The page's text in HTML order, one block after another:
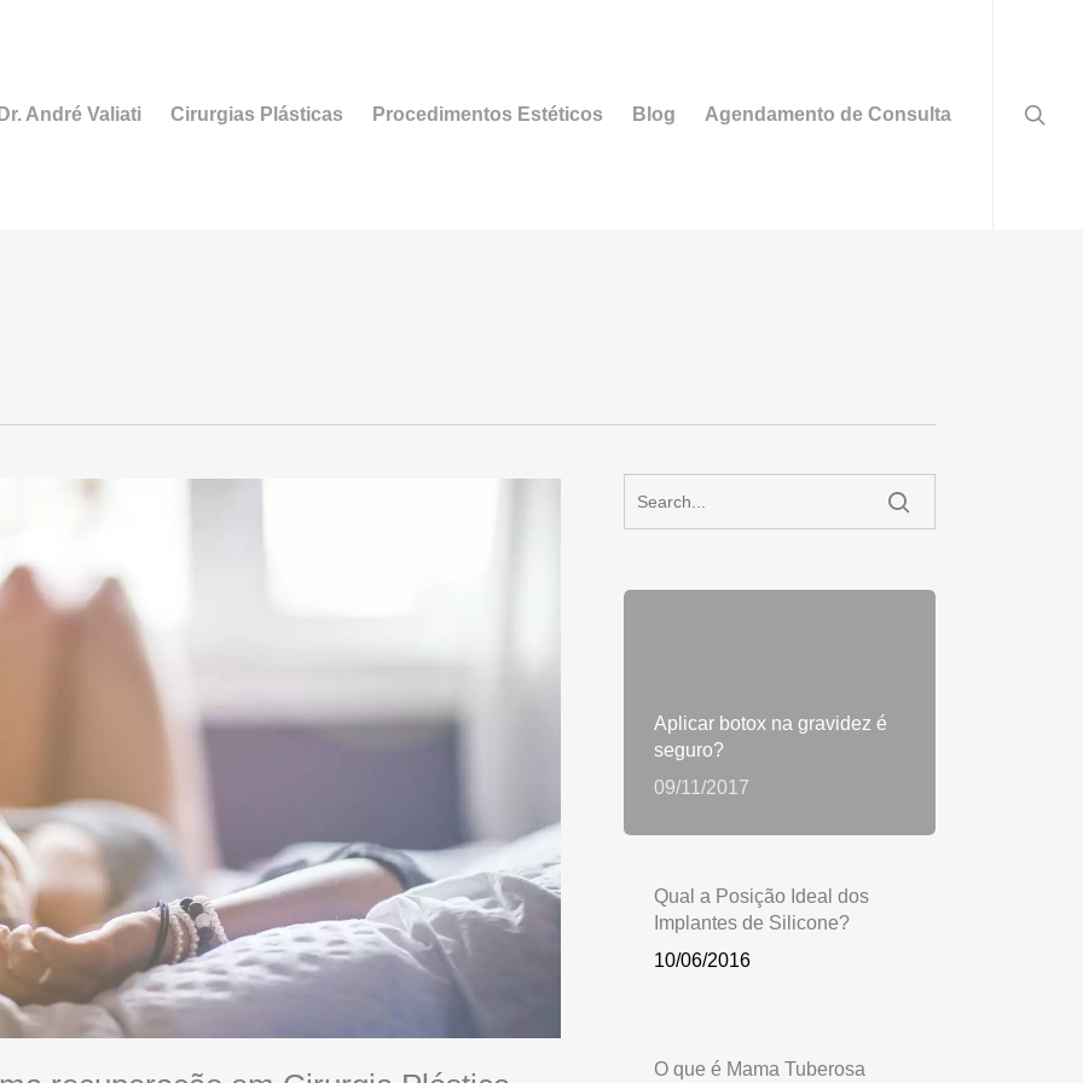
André Valiati Cirurgias Plásticas Procedimentos Estéticos Blog Agendamento de Consulta
Aplicar botox na gravidez é
seguro?
09/11/2017
Qual a Posição Ideal dos
Implantes de Silicone?
10/06/2016
O que é Mama Tuberosa